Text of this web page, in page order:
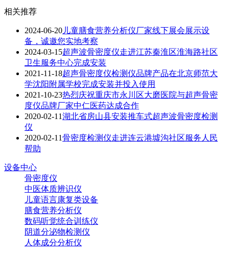
相关推荐
2024-06-20 儿童膳食营养分析仪厂家线下展会展示设
备，诚邀您实地考察
2024-03-15超声波骨密度仪走进江苏秦淮区淮海路社区
卫生服务中心完成安装
2021-11-18超声骨密度仪检测仪品牌产品在北京师范大
学沈阳附属学校完成安装并投入使用
2021-10-23热烈庆祝重庆市永川区大磨医院与超声骨密
度仪品牌厂家中仁医药达成合作
2020-02-11湖北省房山县安装推车式超声波骨密度检测
仪
2020-02-11骨密度检测仪走进连云港墟沟社区服务人民
帮助
设备中心
骨密度仪
中医体质辨识仪
儿童语言康复类设备
膳食营养分析仪
数码听觉统合训练仪
阴道分泌物检测仪
人体成分分析仪